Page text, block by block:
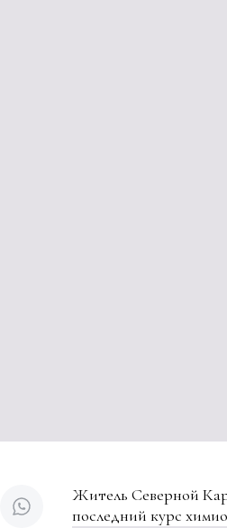
Житель Северной
последний курс